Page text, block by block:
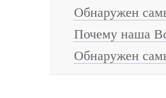
Обнаружен
Почему наша
Обнаружен